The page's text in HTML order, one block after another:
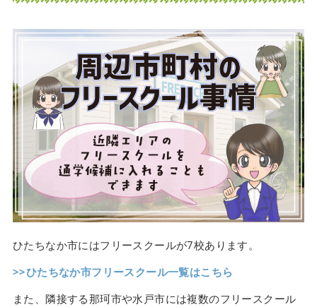
ひたちなか市にはフリースクールが7校あります。
>>ひたちなか市フリースクール一覧はこちら
また、隣接する那珂市や水戸市には複数のフリースクール